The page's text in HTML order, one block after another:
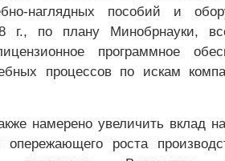
наглядных пособий и
г., по плану Минобрнауки,
программное
процессов по искам
намерено увеличить вклад
роста